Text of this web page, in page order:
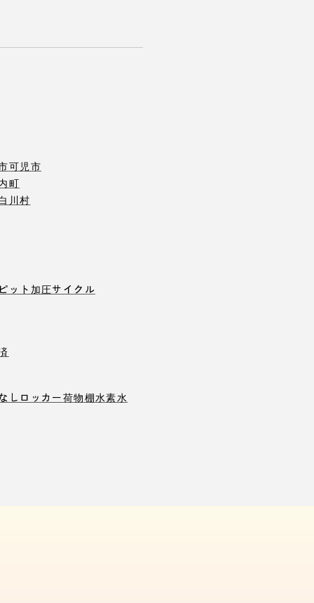
可児市
町
川村
ット 加圧サイクル
しロッカー荷物棚水素水